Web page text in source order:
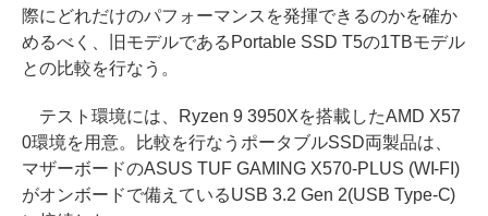
際にどれだけのパフォーマンスを発揮できるのかを確か
めるべく、旧モデルであるPortable SSD T5の1TBモデル
との比較を行なう。
テスト環境には、Ryzen 9 3950Xを搭載したAMD X57
0環境を用意。比較を行なうポータブルSSD両製品は、
マザーボードのASUS TUF GAMING X570-PLUS (WI-FI)
がオンボードで備えているUSB 3.2 Gen 2(USB Type-C)